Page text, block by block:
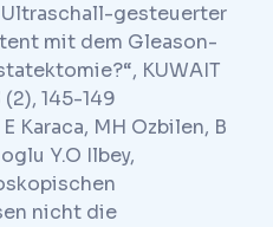
gesteuerter
mit dem Gleason-
KUWAIT
145-149
Karaca, MH Ozbilen, B
Y.O Ilbey,
nicht die